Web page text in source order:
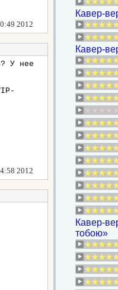
2012
У нее
2012
Кавер-
Кавер-
Кавер-
тобою»